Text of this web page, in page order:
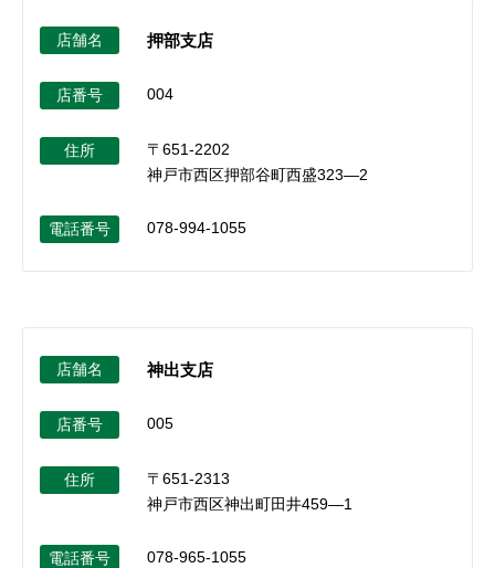
店舗名 押部支店
店番号 004
住所
〒651-2202
神戸市西区押部谷町西盛323―2
電話番号 078-994-1055
店舗名 神出支店
店番号 005
住所
〒651-2313
神戸市西区神出町田井459―1
電話番号 078-965-1055